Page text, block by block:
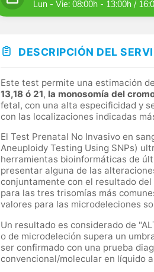
Lun - Vie: 08:00h - 13:00h /
DESCRIPCIÓN DEL
Este test permite una estimación
13,18 ó 21, la monosomía del
fetal, con una alta especificidad y
con las localizaciones indicadas
El Test Prenatal No Invasivo en
Aneuploidy Testing Using SNPs)
herramientas bioinformáticas de
presentar alguna de las
conjuntamente con el resultado
para las tres trisomías más
valores para las microdeleciones
Un resultado es considerado de
o de microdeleción supera un
ser confirmado con una prueba
convencional/molecular en líquido